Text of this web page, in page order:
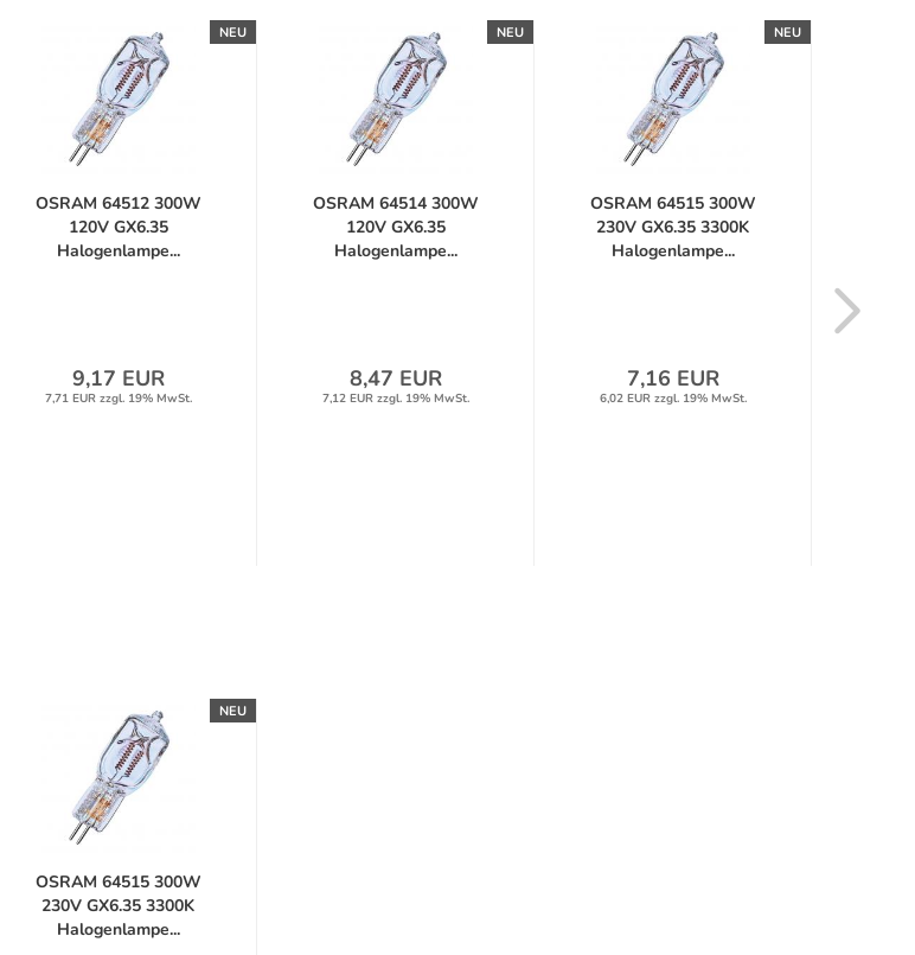
NEU
OSRAM 64512 300W
120V GX6.35
Halogenlampe...
9,17 EUR
7,71 EUR zzgl. 19% MwSt.
NEU
OSRAM 64514 300W
120V GX6.35
Halogenlampe...
8,47 EUR
7,12 EUR zzgl. 19% MwSt.
NEU
OSRAM 64515 300W
230V GX6.35 3300K
Halogenlampe...
7,16 EUR
6,02 EUR zzgl. 19% MwSt.
NEU
OSRAM 64515 300W
230V GX6.35 3300K
Halogenlampe...